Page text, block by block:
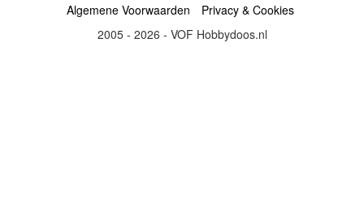
Algemene Voorwaarden
Privacy & Cookies
2005 - 2026 - VOF Hobbydoos.nl